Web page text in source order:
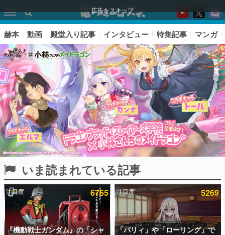
広告をスキップ
ピックアップ
電ファミのいま読まれている記事ランキング
アプリセール情報
赫本 動画 殿堂入り記事 インタビュー 特集記事 マンガ
いま読まれている記事
注目度 6765
『機動戦士ガンダム』の「シャ
注目度 5269
「パリィ」や「ローリング」で